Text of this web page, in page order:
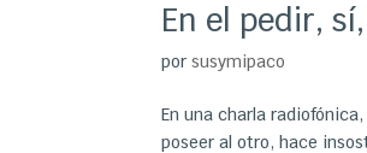
En el pedir,
porsusymipaco
En una charla
poseer al otro, hace